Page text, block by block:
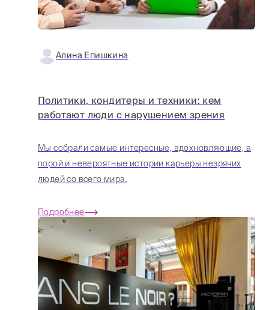
Алина Епишкина
Политики, кондитеры и техники: кем
работают люди с нарушением зрения
Мы собрали самые интересные, вдохновляющие, а
порой и невероятные истории карьеры незрячих
людей со всего мира.
Подробнее